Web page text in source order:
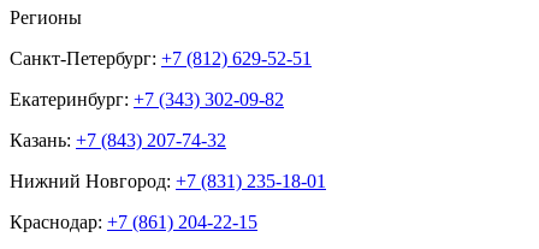
Регионы
Санкт-Петербург: +7 (812) 629-52-51
Екатеринбург: +7 (343) 302-09-82
Казань: +7 (843) 207-74-32
Нижний Новгород: +7 (831) 235-18-01
Краснодар: +7 (861) 204-22-15